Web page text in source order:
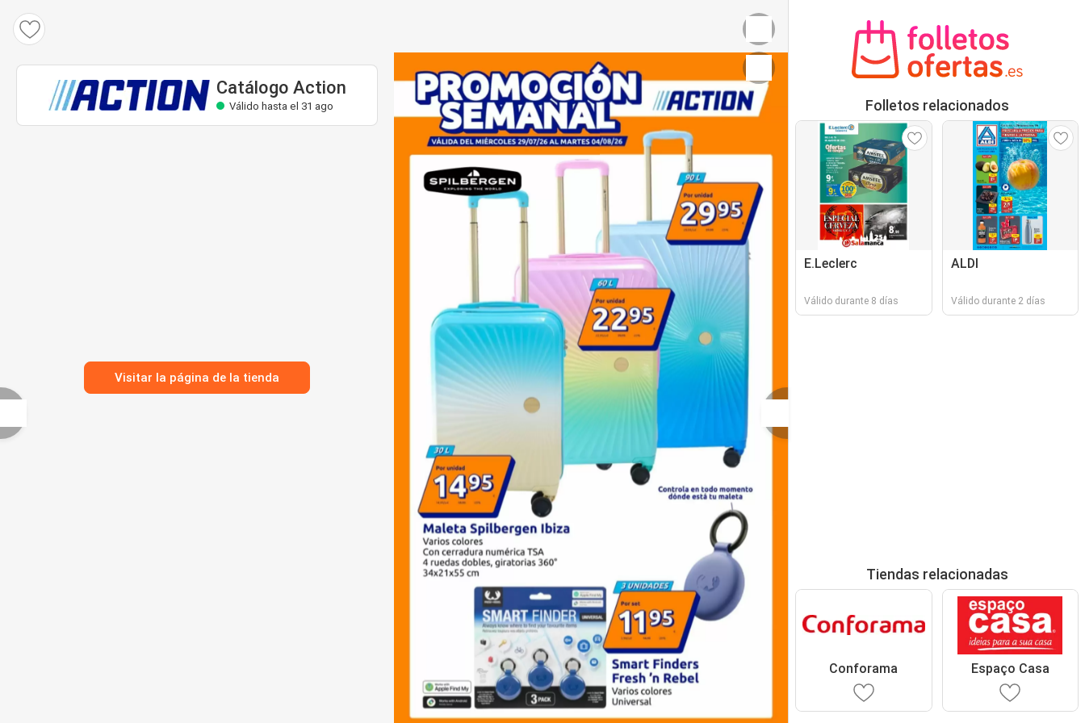
Catálogo Action
Válido hasta el 31 ago
Visitar la página de la tienda
Folletos relacionados
E.Leclerc
Válido durante 8 días
ALDI
Válido durante 2 días
Tiendas relacionadas
Conforama Espaço Casa